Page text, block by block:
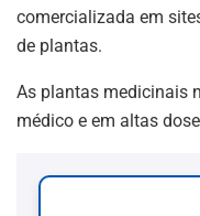
comercializada em
de plantas.
As plantas medicinais
médico e em altas